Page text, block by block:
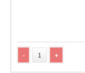
- +